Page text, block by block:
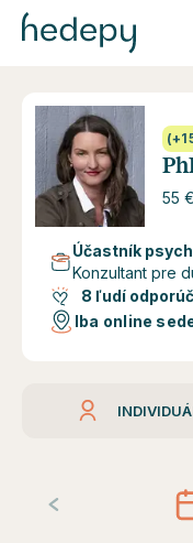
55
Účastník
Konzultant pre
8 ľudí
Iba online